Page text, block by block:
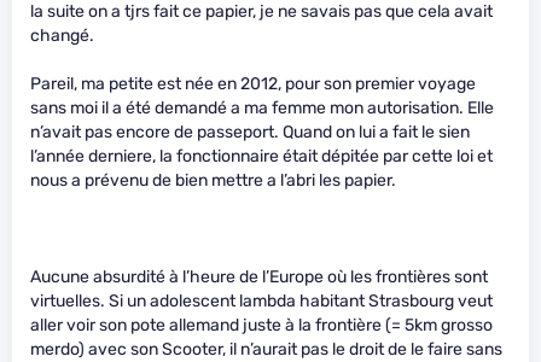
la suite on a tjrs fait ce papier, je ne savais pas que cela avait
changé.
Pareil, ma petite est née en 2012, pour son premier voyage
sans moi il a été demandé a ma femme mon autorisation. Elle
n’avait pas encore de passeport. Quand on lui a fait le sien
l’année derniere, la fonctionnaire était dépitée par cette loi et
nous a prévenu de bien mettre a l’abri les papier.
Aucune absurdité à l’heure de l’Europe où les frontières sont
virtuelles. Si un adolescent lambda habitant Strasbourg veut
aller voir son pote allemand juste à la frontière (= 5km grosso
merdo) avec son Scooter, il n’aurait pas le droit de le faire sans